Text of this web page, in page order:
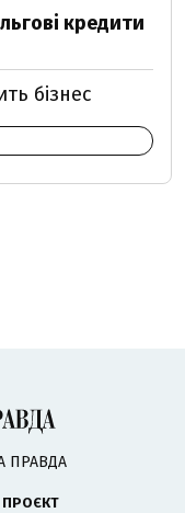
кредити
бізнес
ПРАВДА